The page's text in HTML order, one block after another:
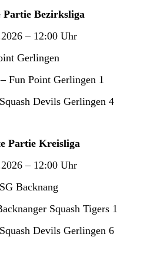
Partie Bezirksliga
– 12:00 Uhr
Gerlingen
Fun Point Gerlingen 1
Devils Gerlingen 4
Partie Kreisliga
– 12:00 Uhr
Backnang
Squash Tigers 1
Devils Gerlingen 6